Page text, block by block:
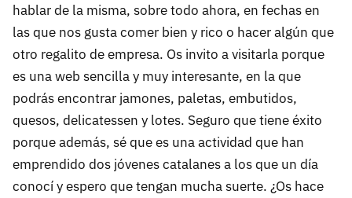
hablar de la misma, sobre todo ahora, en fechas en
las que nos gusta comer bien y rico o hacer algún que
otro regalito de empresa. Os invito a visitarla porque
es una web sencilla y muy interesante, en la que
podrás encontrar jamones, paletas, embutidos,
quesos, delicatessen y lotes. Seguro que tiene éxito
porque además, sé que es una actividad que han
emprendido dos jóvenes catalanes a los que un día
conocí y espero que tengan mucha suerte. ¿Os hace